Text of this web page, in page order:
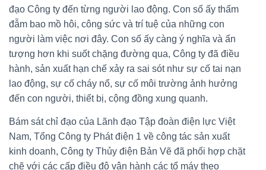
đạo Công ty đến từng người lao động. Con số ấy thấm
đẫm bao mồ hôi, công sức và trí tuệ của những con
người làm việc nơi đây. Con số ấy càng ý nghĩa và ấn
tượng hơn khi suốt chặng đường qua, Công ty đã điều
hành, sản xuất hạn chế xảy ra sai sót như sự cố tai nạn
lao động, sự cố cháy nổ, sự cố môi trường ảnh hưởng
đến con người, thiết bị, cộng đồng xung quanh.
Bám sát chỉ đạo của Lãnh đạo Tập đoàn điện lực Việt
Nam, Tổng Công ty Phát điện 1 về công tác sản xuất
kinh doanh, Công ty Thủy điện Bản Vẽ đã phối hợp chặt
chẽ với các cấp điều độ vận hành các tổ máy theo